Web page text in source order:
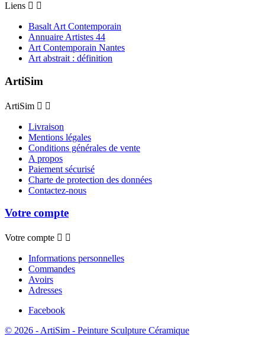
Liens  
Basalt Art Contemporain
Annuaire Artistes 44
Art Contemporain Nantes
Art abstrait : définition
ArtiSim
ArtiSim  
Livraison
Mentions légales
Conditions générales de vente
A propos
Paiement sécurisé
Charte de protection des données
Contactez-nous
Votre compte
Votre compte  
Informations personnelles
Commandes
Avoirs
Adresses
Facebook
© 2026 - ArtiSim - Peinture Sculpture Céramique